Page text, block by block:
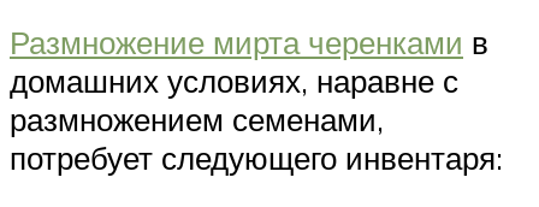
Размножение мирта черенками в
домашних условиях, наравне с
размножением семенами,
потребует следующего инвентаря: